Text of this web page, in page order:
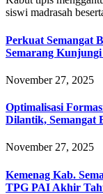
siswi madrasah
Perkuat Semangat
Semarang
November 27, 2025
Optimalisasi
Dilantik, Semangat
November 27, 2025
Kemenag Kab.
TPG PAI Akhir